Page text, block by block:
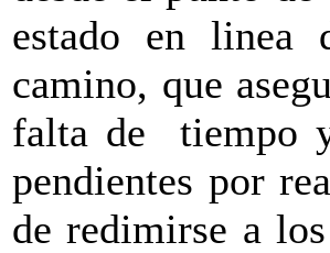
estado en linea
camino, que
falta de tiempo
pendientes por
de redimirse a